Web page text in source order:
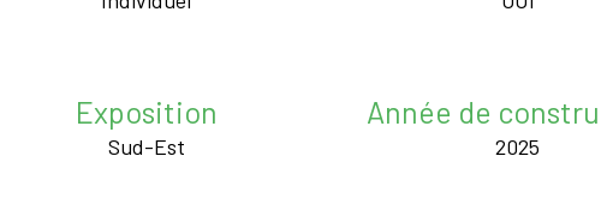
Exposition
Sud-Est
Année de
2025